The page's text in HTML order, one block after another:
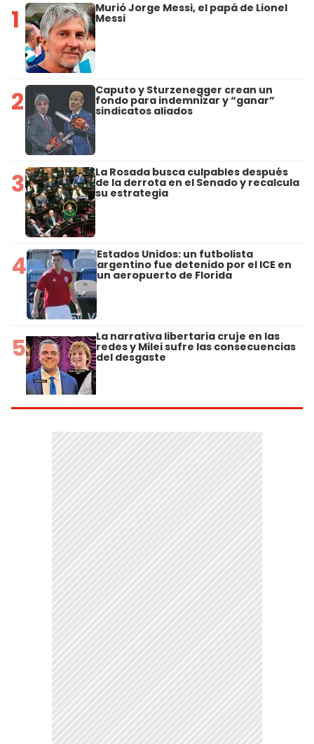
1 Murió Jorge Messi, el papá de Lionel
Messi
2 Caputo y Sturzenegger crean un
fondo para indemnizar y “ganar”
sindicatos aliados
3 La Rosada busca culpables después
de la derrota en el Senado y recalcula
su estrategia
4 Estados Unidos: un futbolista
argentino fue detenido por el ICE en
un aeropuerto de Florida
5 La narrativa libertaria cruje en las
redes y Milei sufre las consecuencias
del desgaste